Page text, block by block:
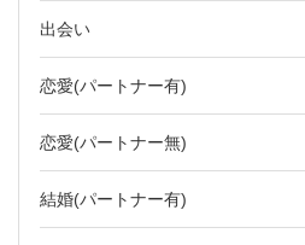
出会い
恋愛(パートナー有)
恋愛(パートナー無)
結婚(パートナー有)